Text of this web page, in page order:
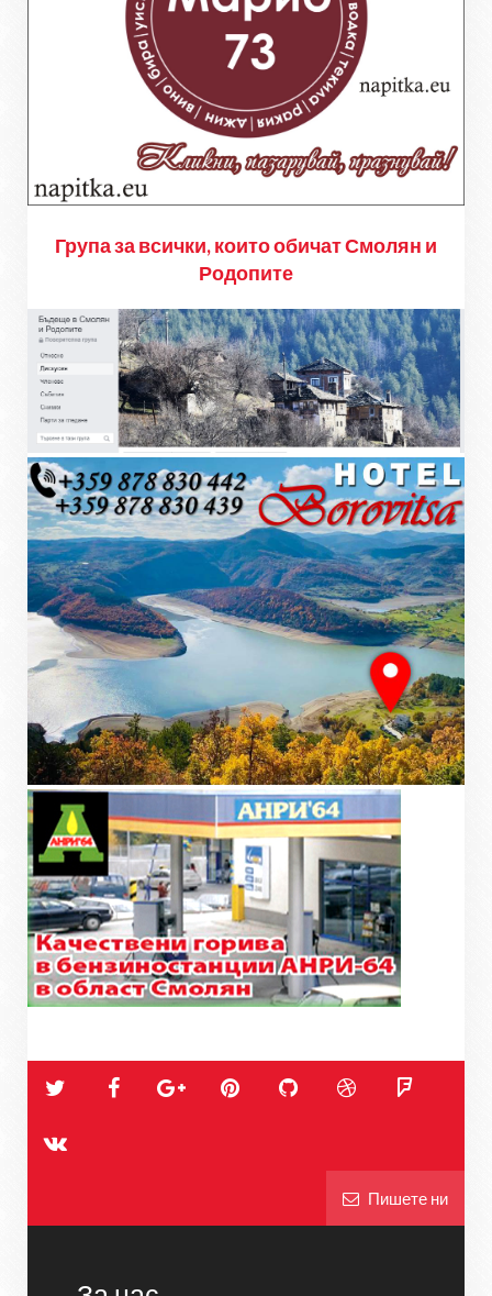
Група за всички, които обичат Смолян и
Родопите
Пишете ни